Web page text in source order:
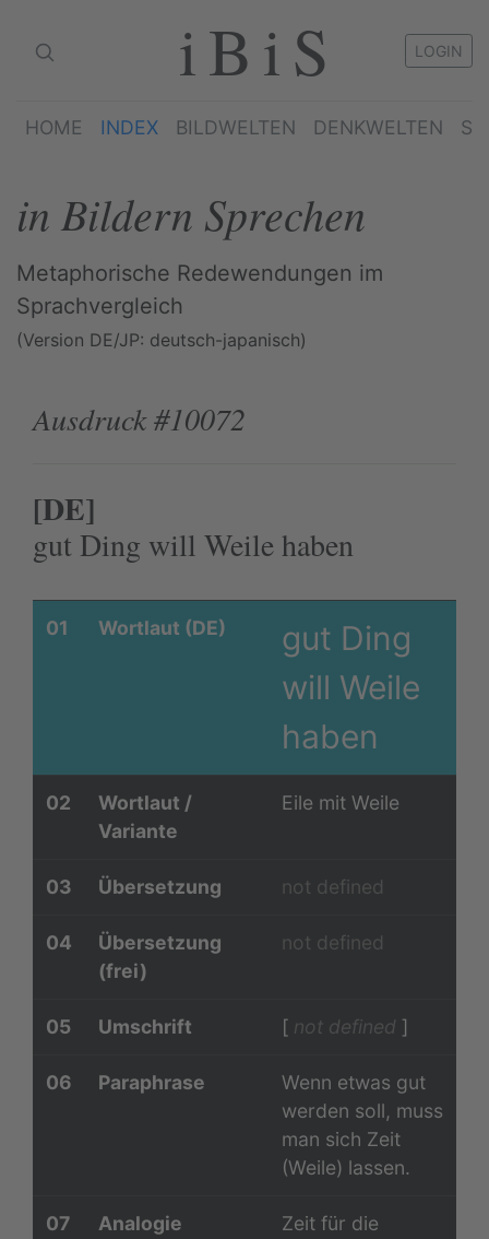
iBiS LOGIN
HOME INDEX BILDWELTEN DENKWELTEN
in Bildern Sprechen
Metaphorische Redewendungen im
Sprachvergleich
(Version DE/JP: deutsch-japanisch)
Ausdruck #10072
[DE]
gut Ding will Weile haben
01 Wortlaut (DE)
gut Ding
will Weile
haben
02
Wortlaut /
Variante
Eile mit Weile
03 Übersetzung not defined
04
Übersetzung
(frei)
not defined
05 Umschrift [ not defined ]
06 Paraphrase
Wenn etwas gut
werden soll, muss
man sich Zeit
(Weile) lassen.
07 Analogie
Zeit für die